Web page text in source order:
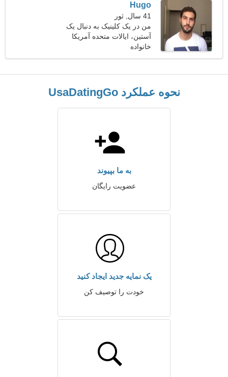
Hugo
41 سال, ثور
من در یک کلینیک به دنبال یک
زن مهربان هستم
آستین، ایالات متحده آمریکا
خانواده
نحوه عملکرد UsaDatingGo
به ما بپیوند
عضویت رایگان
یک نمایه جدید ایجاد کنید
خودت را توصیف کن